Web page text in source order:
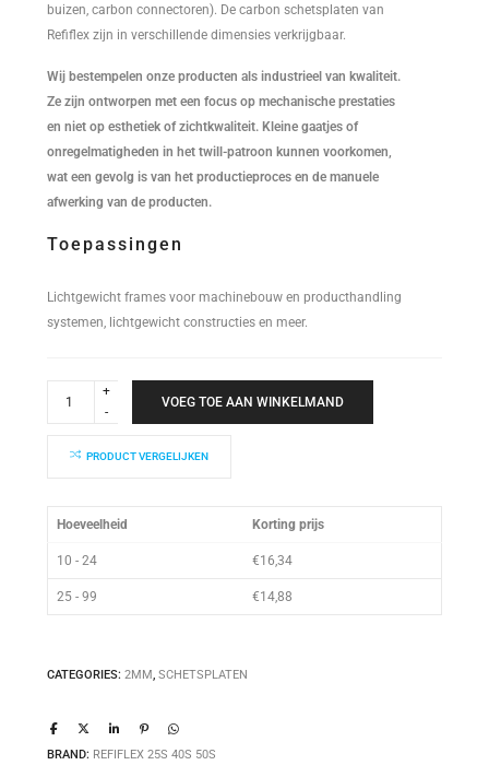
buizen, carbon connectoren). De carbon schetsplaten van
Refiflex zijn in verschillende dimensies verkrijgbaar.
Wij bestempelen onze producten als industrieel van kwaliteit.
Ze zijn ontworpen met een focus op mechanische prestaties
en niet op esthetiek of zichtkwaliteit. Kleine gaatjes of
onregelmatigheden in het twill-patroon kunnen voorkomen,
wat een gevolg is van het productieproces en de manuele
afwerking van de producten.
Toepassingen
Lichtgewicht frames voor machinebouw en producthandling
systemen, lichtgewicht constructies en meer.
Schetsplaat
40S
170x105x2mm
VOEG TOE AAN WINKELMAND
PRODUCT VERGELIJKEN
Hoeveelheid Korting prijs
10 - 24 €16,34
25 - 99 €14,88
CATEGORIES: 2MM, SCHETSPLATEN
BRAND: REFIFLEX 25S 40S 50S